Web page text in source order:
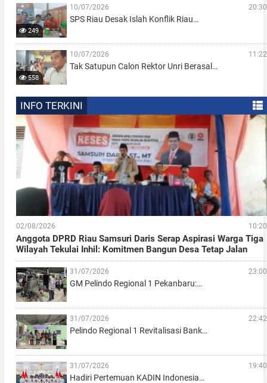
249
10/07/2026 20:30
SPS Riau Desak Islah Konflik Riau…
558
10/07/2026 11:22
Tak Satupun Calon Rektor Unri Berasal…
INFO TERKINI
02/08/2026 10:20
Anggota DPRD Riau Samsuri Daris Serap Aspirasi Warga Tiga
Wilayah Tekulai Inhil: Komitmen Bangun Desa Tetap Jalan
31/07/2026 23:00
GM Pelindo Regional 1 Pekanbaru:…
31/07/2026 22:42
Pelindo Regional 1 Revitalisasi Bank…
31/07/2026 19:40
Hadiri Pertemuan KADIN Indonesia…